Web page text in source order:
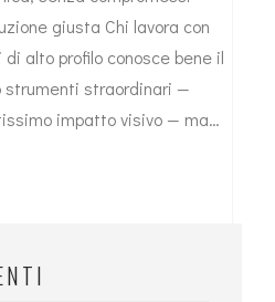
giusta Chi lavora con
alto profilo conosce bene il
strumenti straordinari —
impatto visivo — ma…